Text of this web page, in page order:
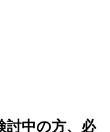
討中の方、必